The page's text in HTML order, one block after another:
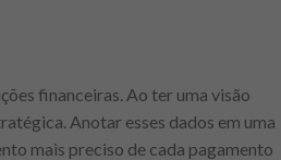
financeiras. Ao ter uma visão
Anotar esses dados em uma
mais preciso de cada pagamento